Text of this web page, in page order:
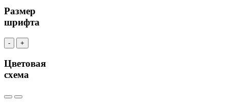
Размер
шрифта
- +
Цветовая
схема